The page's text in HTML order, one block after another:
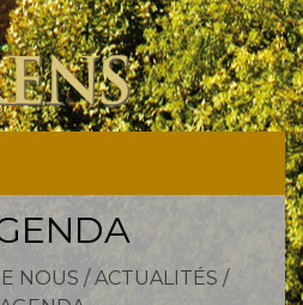
NOUS /ACTUALITÉS /